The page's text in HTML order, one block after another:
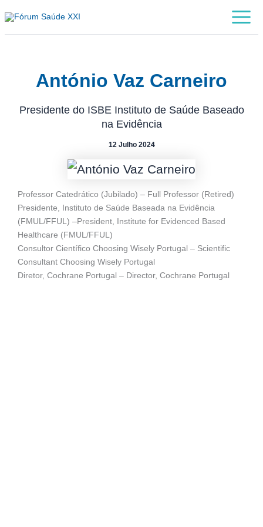
to
content
Main
Menu
António Vaz Carneiro
Presidente do ISBE Instituto de Saúde Baseado
na Evidência
12 Julho 2024
Professor Catedrático (Jubilado) – Full Professor (Retired)
Presidente, Instituto de Saúde Baseada na Evidência
(FMUL/FFUL) –President, Institute for Evidenced Based
Healthcare (FMUL/FFUL)
Consultor Científico Choosing Wisely Portugal – Scientific
Consultant Choosing Wisely Portugal
Diretor, Cochrane Portugal – Director, Cochrane Portugal